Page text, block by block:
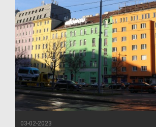
03-02-2023